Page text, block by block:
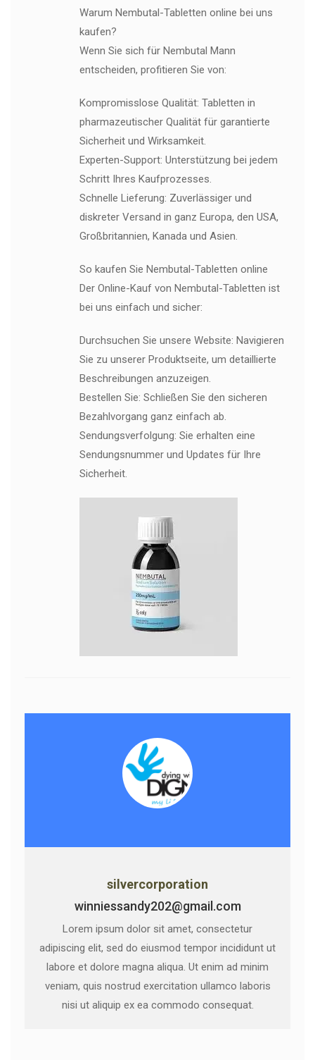
Warum Nembutal-Tabletten online bei uns
kaufen?
Wenn Sie sich für Nembutal Mann
entscheiden, profitieren Sie von:
Kompromisslose Qualität: Tabletten in
pharmazeutischer Qualität für garantierte
Sicherheit und Wirksamkeit.
Experten-Support: Unterstützung bei jedem
Schritt Ihres Kaufprozesses.
Schnelle Lieferung: Zuverlässiger und
diskreter Versand in ganz Europa, den USA,
Großbritannien, Kanada und Asien.
So kaufen Sie Nembutal-Tabletten online
Der Online-Kauf von Nembutal-Tabletten ist
bei uns einfach und sicher:
Durchsuchen Sie unsere Website: Navigieren
Sie zu unserer Produktseite, um detaillierte
Beschreibungen anzuzeigen.
Bestellen Sie: Schließen Sie den sicheren
Bezahlvorgang ganz einfach ab.
Sendungsverfolgung: Sie erhalten eine
Sendungsnummer und Updates für Ihre
Sicherheit.
silvercorporation
winniessandy202@gmail.com
Lorem ipsum dolor sit amet, consectetur
adipiscing elit, sed do eiusmod tempor incididunt ut
labore et dolore magna aliqua. Ut enim ad minim
veniam, quis nostrud exercitation ullamco laboris
nisi ut aliquip ex ea commodo consequat.